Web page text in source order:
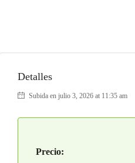
Detalles
Subida en julio 3, 2026 at 11:35 am
Precio: